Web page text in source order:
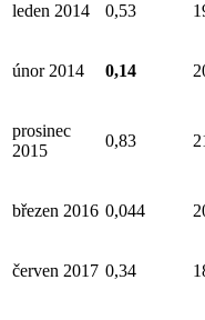
leden 2014 0,53
únor 2014 0,14
prosinec
2015
0,83
březen 2016 0,044
červen 2017 0,34